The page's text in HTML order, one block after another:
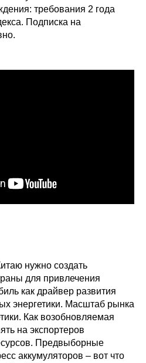
требования 2 года
Подписка на
нужно создать
для привлечения
как драйвер развития
энергетики. Масштаб рынка
Как возобновляемая
на экспортеров
Предвыборные
аккумуляторов – вот что